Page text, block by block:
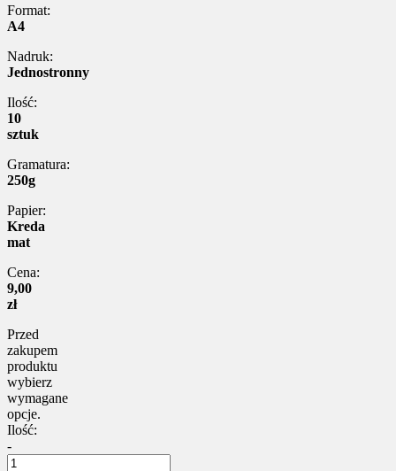
Format:
A4
Nadruk:
Jednostronny
Ilość:
10
sztuk
Gramatura:
250g
Papier:
Kreda
mat
Cena:
9,00
zł
Przed
zakupem
produktu
wybierz
wymagane
opcje.
Ilość:
-